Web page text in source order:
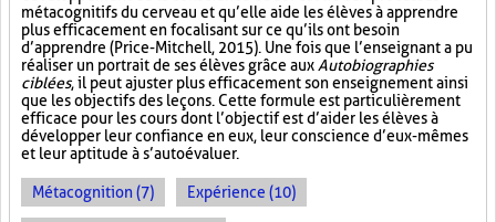
métacognitifs du cerveau et qu’elle aide les élèves à apprendre
plus efficacement en focalisant sur ce qu’ils ont besoin
d’apprendre (Price-Mitchell, 2015). Une fois que l’enseignant a pu
réaliser un portrait de ses élèves grâce aux Autobiographies
ciblées, il peut ajuster plus efficacement son enseignement ainsi
que les objectifs des leçons. Cette formule est particulièrement
efficace pour les cours dont l’objectif est d’aider les élèves à
développer leur confiance en eux, leur conscience d’eux-mêmes
et leur aptitude à s’autoévaluer.
Métacognition (7) Expérience (10)